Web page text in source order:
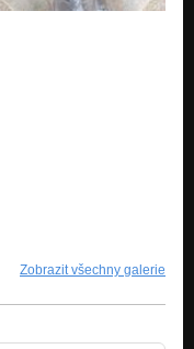
Zobrazit všechny galerie